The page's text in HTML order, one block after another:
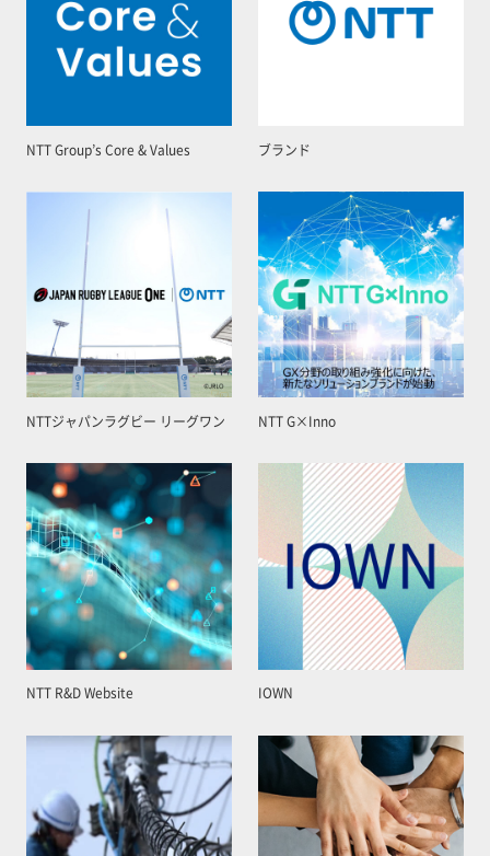
NTT Group’s Core & Values ブランド
NTTジャパンラグビー リーグワン NTT G×Inno
NTT R&D Website IOWN